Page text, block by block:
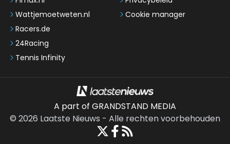
Wattjemoetweten.nl
Racers.de
24Racing
Tennis Infinity
Cookie manager
A part of GRANDSTAND MEDIA
© 2026 Laatste Nieuws - Alle rechten voorbehouden